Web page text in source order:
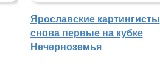
Ярославские картингисты
снова первые на кубке
Нечерноземья